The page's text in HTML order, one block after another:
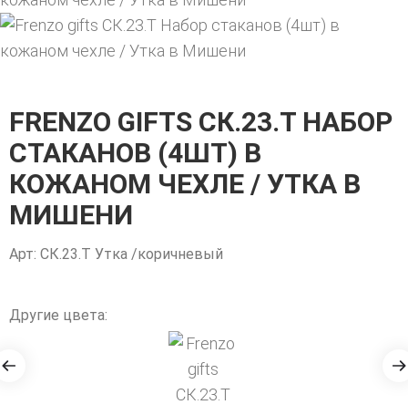
FRENZO GIFTS СК.23.Т НАБОР
СТАКАНОВ (4ШТ) В
КОЖАНОМ ЧЕХЛЕ / УТКА В
МИШЕНИ
Арт: СК.23.Т Утка /коричневый
Другие цвета: